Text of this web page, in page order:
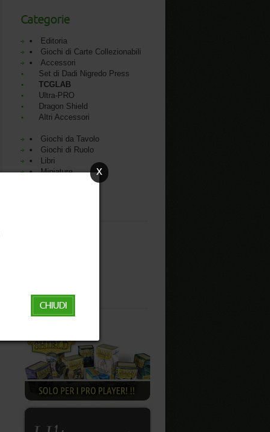
CHIUDI
x
Categorie
Editoria
Giochi di Carte Collezionabili
Accessori
Set di Dadi Nigredo Press
TCGLAB
Ultra-PRO
Dragon Shield
Altri Accessori
Giochi da Tavolo
Giochi di Ruolo
Libri
Miniature